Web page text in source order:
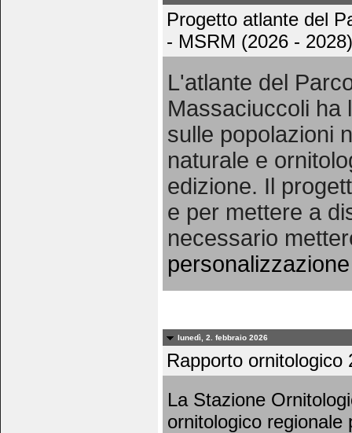
Progetto atlante del
- MSRM (2026 - 2028)
L'atlante del
Massaciuccoli ha
sulle popolazioni
naturale e
edizione. Il
e per mettere a
necessario
lunedì, 2. febbraio 2026
Rapporto ornitologico
La Stazione
ornitologico regionale